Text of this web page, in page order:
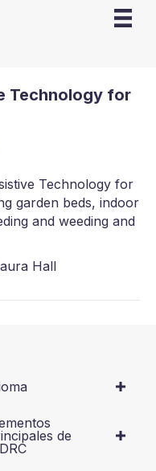
Technology for
Technology for
garden beds, indoor
and weeding and
Hall
de